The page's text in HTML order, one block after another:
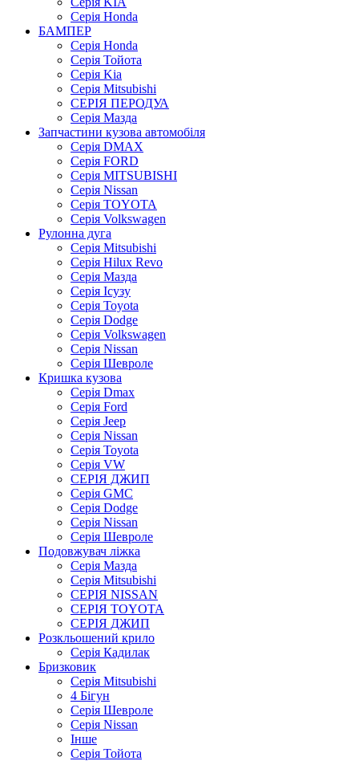
Серія Honda
БАМПЕР
Серія Honda
Серія Тойота
Серія Kia
Серія Mitsubishi
СЕРІЯ ПЕРОДУА
Серія Мазда
Запчастини кузова автомобіля
Серія DMAX
Серія FORD
Серія MITSUBISHI
Серія Nissan
Серія TOYOTA
Серія Volkswagen
Рулонна дуга
Серія Mitsubishi
Серія Hilux Revo
Серія Мазда
Серія Ісузу
Серія Toyota
Серія Dodge
Серія Volkswagen
Серія Nissan
Серія Шевроле
Кришка кузова
Серія Dmax
Серія Ford
Серія Jeep
Серія Nissan
Серія Toyota
Серія VW
СЕРІЯ ДЖИП
Серія GMC
Серія Dodge
Серія Nissan
Серія Шевроле
Подовжувач ліжка
Серія Мазда
Серія Mitsubishi
СЕРІЯ NISSAN
СЕРІЯ TOYOTA
СЕРІЯ ДЖИП
Розкльошений крило
Серія Кадилак
Бризковик
Серія Mitsubishi
4 Бігун
Серія Шевроле
Серія Nissan
Інше
Серія Тойота